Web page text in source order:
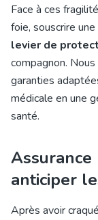
Face à ces
foie, souscrire une
levier de
compagnon.
garanties
médicale en une
santé.
Assurance
anticiper
Après avoir